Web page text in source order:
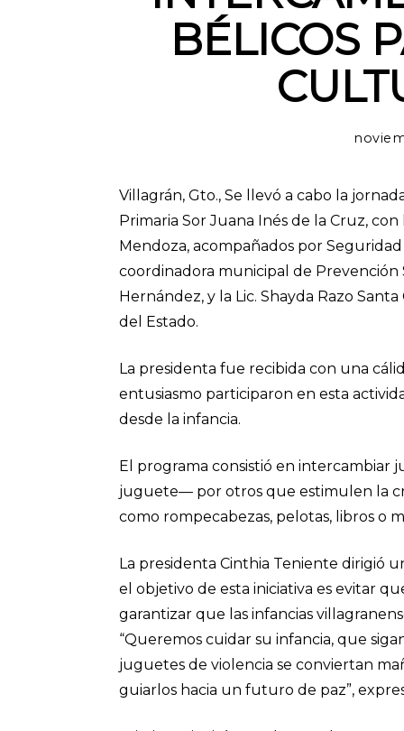
BÉLICOS
Villagrán, Gto., Se llevó a cabo la
Primaria Sor Juana Inés de la Cruz,
Mendoza, acompañados por
coordinadora municipal de Prevención
Hernández, y la Lic. Shayda Razo
del Estado.
La presidenta fue recibida con una
entusiasmo participaron en esta
desde la infancia.
El programa consistió en intercambiar
juguete— por otros que estimulen la
como rompecabezas, pelotas, libros o
La presidenta Cinthia Teniente dirigió
el objetivo de esta iniciativa es evitar
garantizar que las infancias
“Queremos cuidar su infancia, que
juguetes de violencia se conviertan
guiarlos hacia un futuro de paz”,